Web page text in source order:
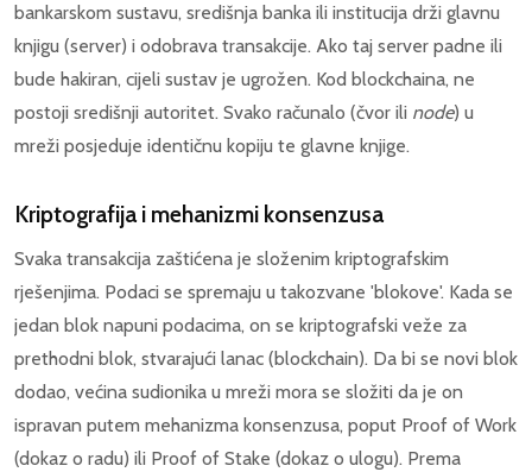
bankarskom sustavu, središnja banka ili institucija drži glavnu
knjigu (server) i odobrava transakcije. Ako taj server padne ili
bude hakiran, cijeli sustav je ugrožen. Kod blockchaina, ne
postoji središnji autoritet. Svako računalo (čvor ili node) u
mreži posjeduje identičnu kopiju te glavne knjige.
Kriptografija i mehanizmi konsenzusa
Svaka transakcija zaštićena je složenim kriptografskim
rješenjima. Podaci se spremaju u takozvane 'blokove'. Kada se
jedan blok napuni podacima, on se kriptografski veže za
prethodni blok, stvarajući lanac (blockchain). Da bi se novi blok
dodao, većina sudionika u mreži mora se složiti da je on
ispravan putem mehanizma konsenzusa, poput Proof of Work
(dokaz o radu) ili Proof of Stake (dokaz o ulogu). Prema